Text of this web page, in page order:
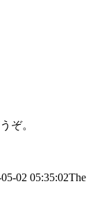
ぞ。
02 05:35:02The